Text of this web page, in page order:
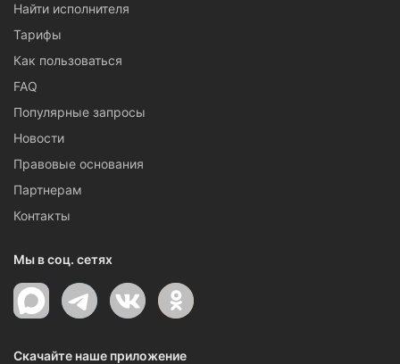
Найти исполнителя
Тарифы
Как пользоваться
FAQ
Популярные запросы
Новости
Правовые основания
Партнерам
Контакты
Мы в соц. сетях
Скачайте наше приложение